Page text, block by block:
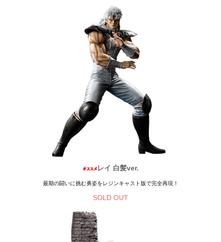
レイ 白髪ver.
最期の闘いに挑む勇姿をレジンキャスト版で完全再現！
SOLD OUT